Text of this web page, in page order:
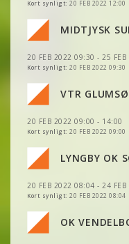
Kort synligt: 20 FEB 2022 12:00
VIS
MIDTJYSK
20 FEB 2022 09:30 - 25
Kort synligt: 20 FEB 2022 09:30
VIS
VIS
VTR
20 FEB 2022 09:00 - 14:00
Kort synligt: 20 FEB 2022 09:00
VIS
VIS
VIS
VIS
LYNGBY OK
20 FEB 2022 08:04 - 24
Kort synligt: 20 FEB 2022 08:04
VIS
VIS
VIS
VIS
OK
VIS
VIS
VIS
VIS